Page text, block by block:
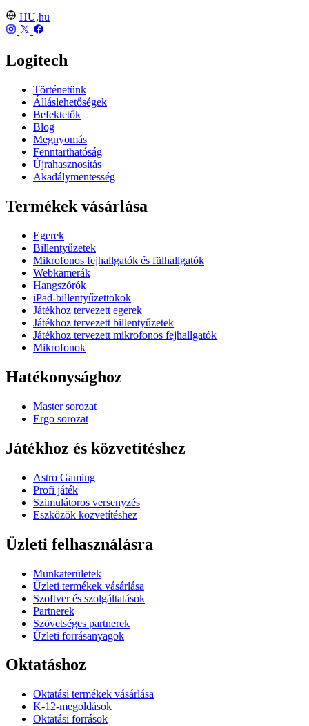
HU,hu
Logitech
Történetünk
Álláslehetőségek
Befektetők
Blog
Megnyomás
Fenntarthatóság
Újrahasznosítás
Akadálymentesség
Termékek vásárlása
Egerek
Billentyűzetek
Mikrofonos fejhallgatók és fülhallgatók
Webkamerák
Hangszórók
iPad-billentyűzettokok
Játékhoz tervezett egerek
Játékhoz tervezett billentyűzetek
Játékhoz tervezett mikrofonos fejhallgatók
Mikrofonok
Hatékonysághoz
Master sorozat
Ergo sorozat
Játékhoz és közvetítéshez
Astro Gaming
Profi játék
Szimulátoros versenyzés
Eszközök közvetítéshez
Üzleti felhasználásra
Munkaterületek
Üzleti termékek vásárlása
Szoftver és szolgáltatások
Partnerek
Szövetséges partnerek
Üzleti forrásanyagok
Oktatáshoz
Oktatási termékek vásárlása
K-12-megoldások
Oktatási források